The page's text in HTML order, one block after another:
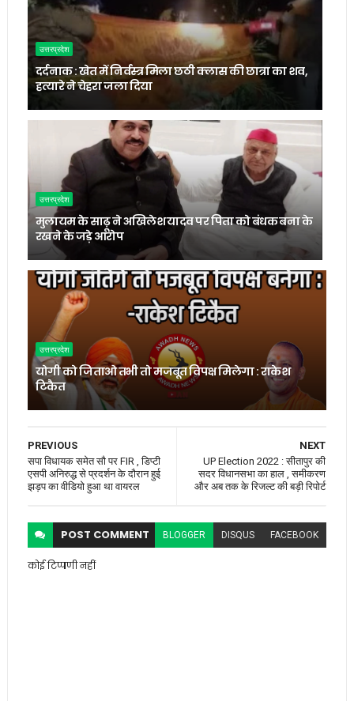
उत्तरप्रदेश
दर्दनाक : खेत में निर्वस्त्र मिला छठी क्लास की छात्रा का शव,
हत्यारे ने चेहरा जला दिया
उत्तरप्रदेश
मुलायम के साढ़ू ने अखिलेश यादव पर पिता को बंधक बना के
रखने के जड़े आरोप
उत्तरप्रदेश
योगी को जिताओ तभी तो मजबूत विपक्ष मिलेगा : राकेश
टिकैत
NEXT
UP Election 2022 : सीतापुर की
सदर विधानसभा का हाल , समीकरण
और अब तक के रिजल्ट की बड़ी रिपोर्ट
PREVIOUS
सपा विधायक समेत सौ पर FIR , डिप्टी
एसपी अनिरुद्ध से प्रदर्शन के दौरान हुई
झड़प का वीडियो हुआ था वायरल
POST COMMENT BLOGGER DISQUS FACEBOOK
कोई टिप्पणी नहीं